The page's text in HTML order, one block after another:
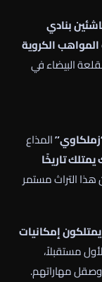
بنادي
الكروية
البيضاء في
المذاع
يمتلك تاريخًا
هذا التراث مستمر
إمكانيات
مستقبلاً،
وصقل مهاراتهم.